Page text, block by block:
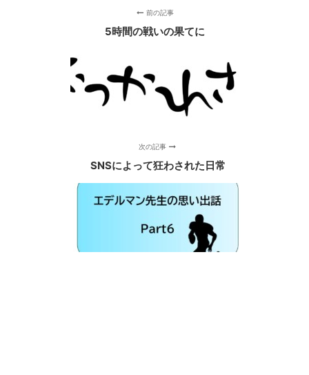
前の記事
5時間の戦いの果てに
次の記事
SNSによって狂わされた日常